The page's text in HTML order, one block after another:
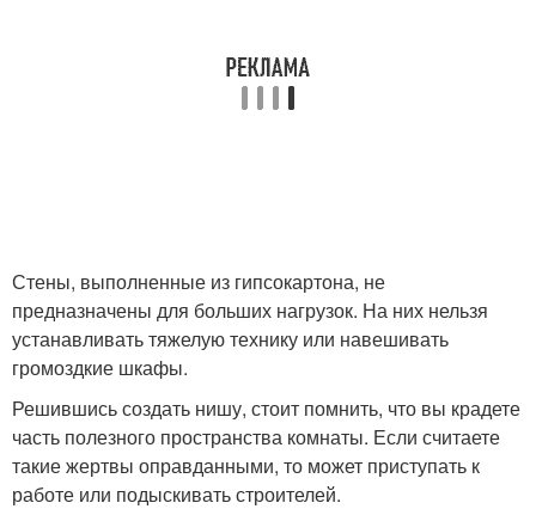
Стены, выполненные из гипсокартона, не
предназначены для больших нагрузок. На них нельзя
устанавливать тяжелую технику или навешивать
громоздкие шкафы.
Решившись создать нишу, стоит помнить, что вы крадете
часть полезного пространства комнаты. Если считаете
такие жертвы оправданными, то может приступать к
работе или подыскивать строителей.